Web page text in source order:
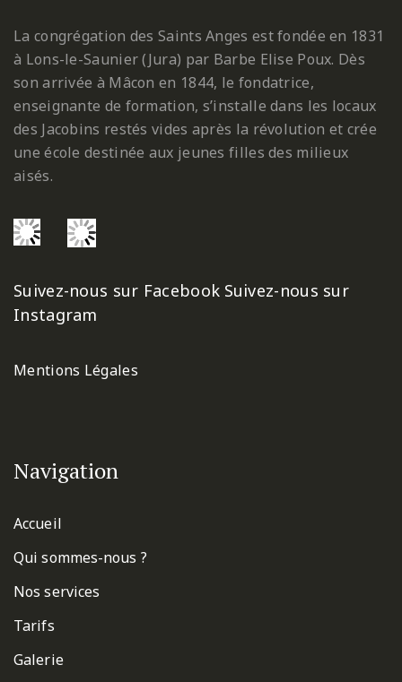
La congrégation des Saints Anges est fondée en 1831
à Lons-le-Saunier (Jura) par Barbe Elise Poux. Dès
son arrivée à Mâcon en 1844, le fondatrice,
enseignante de formation, s’installe dans les locaux
des Jacobins restés vides après la révolution et crée
une école destinée aux jeunes filles des milieux
aisés.
Suivez-nous sur Facebook Suivez-nous sur
Instagram
Mentions Légales
Navigation
Accueil
Qui sommes-nous ?
Nos services
Tarifs
Galerie